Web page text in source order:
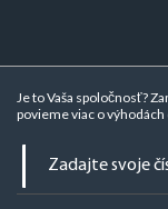
Je to Vaša spoločnosť?
povieme viac ovýhodách